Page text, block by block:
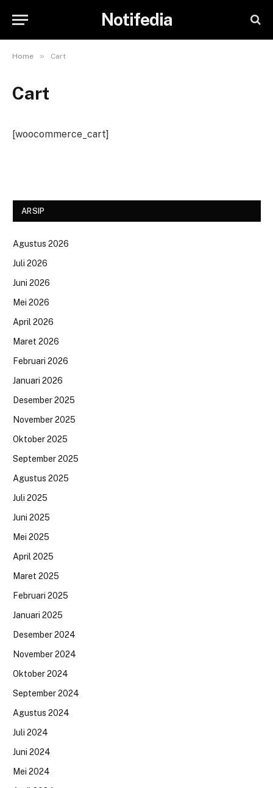
Notifedia
Home » Cart
Cart
[woocommerce_cart]
ARSIP
Agustus 2026
Juli 2026
Juni 2026
Mei 2026
April 2026
Maret 2026
Februari 2026
Januari 2026
Desember 2025
November 2025
Oktober 2025
September 2025
Agustus 2025
Juli 2025
Juni 2025
Mei 2025
April 2025
Maret 2025
Februari 2025
Januari 2025
Desember 2024
November 2024
Oktober 2024
September 2024
Agustus 2024
Juli 2024
Juni 2024
Mei 2024